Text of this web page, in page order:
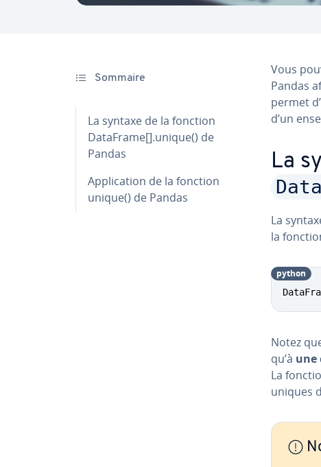
Sommaire
La syntaxe de la fonction
DataFrame[].unique() de
Pandas
Ap­pli­ca­tion de la fonction
unique() de Pandas
Vous
Pandas
permet
d’un
La
La
la
python
Notez
qu’à une
La
uniques